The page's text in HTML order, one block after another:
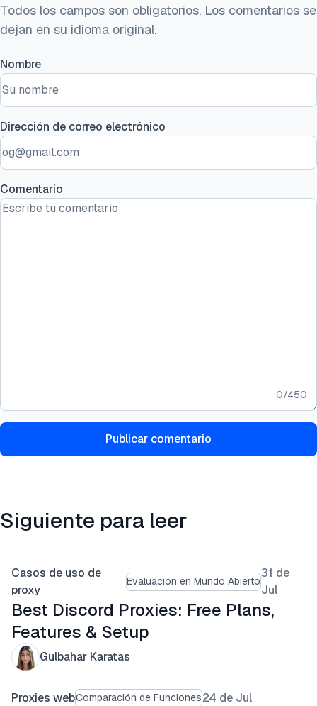
Todos los campos son obligatorios. Los comentarios se
dejan en su idioma original.
Nombre
Dirección de correo electrónico
Comentario
0/450
Publicar comentario
Siguiente para leer
Casos de uso de
proxy
Evaluación en Mundo Abierto
31 de
Jul
Best Discord Proxies: Free Plans,
Features & Setup
Gulbahar Karatas
Proxies webComparación de Funciones24 de Jul